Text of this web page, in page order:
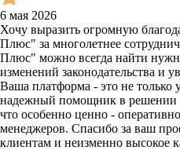
6 мая 2026
Хочу выразить огромную
Плюс" за многолетнее
Плюс" можно всегда найти
изменений законодательства и
Ваша платформа - это не только
надежный помощник в решении
что особенно ценно -
менеджеров. Спасибо за ваш
клиентам и неизменно высокое